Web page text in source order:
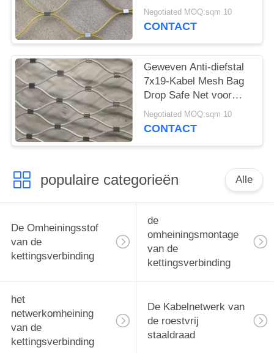
Ferruled And Woven
Balcony
Negotiated MOQ:sqm 10
CONTACT
Geweven Anti-diefstal
7x19-Kabel Mesh Bag
Drop Safe Net voor
Schijnwerper
Negotiated MOQ:sqm 10
CONTACT
populaire categorieën Alle
De Omheiningsstof
van de
kettingsverbinding
de
omheiningsmontage
van de
kettingsverbinding
het
netwerkomheining
van de
kettingsverbinding
De Kabelnetwerk van
de roestvrij
staaldraad